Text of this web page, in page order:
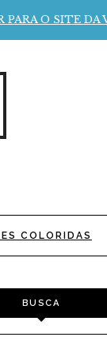
PARA O SITE DA
COLORIDAS
BUSCA